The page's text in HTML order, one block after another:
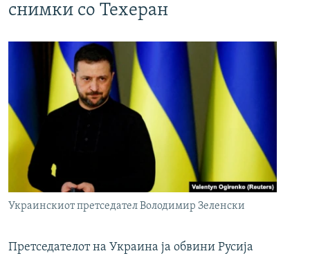
снимки со Техеран
Украинскиот претседател Володимир Зеленски
Претседателот на Украина ја обвини Русија